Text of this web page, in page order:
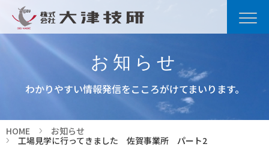
お知らせ
わかりやすい情報発信をこころがけてまいります。
HOME
お知らせ
工場見学に行ってきました 佐賀事業所 パート2